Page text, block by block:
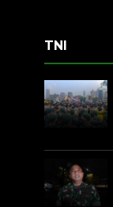
TNI